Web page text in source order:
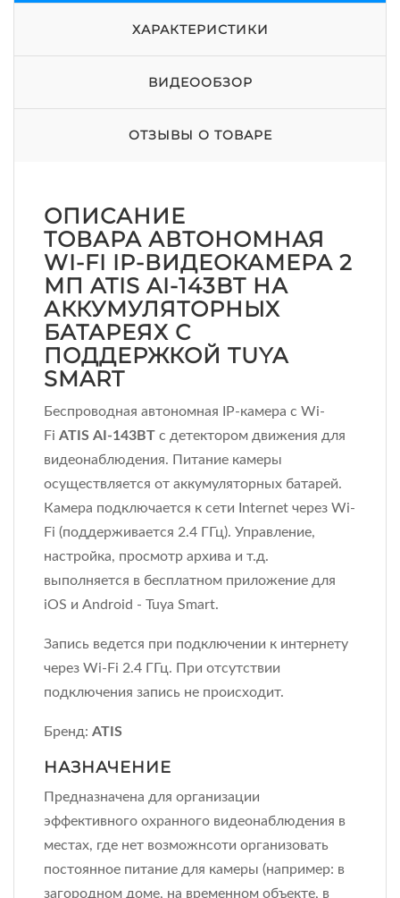
ХАРАКТЕРИСТИКИ
ВИДЕООБЗОР
ОТЗЫВЫ О ТОВАРЕ
ОПИСАНИЕ
ТОВАРА АВТОНОМНАЯ
WI-FI IP-ВИДЕОКАМЕРА 2
МП ATIS AI-143BT НА
АККУМУЛЯТОРНЫХ
БАТАРЕЯХ С
ПОДДЕРЖКОЙ TUYA
SMART
Беспроводная автономная IP-камера с Wi-
Fi ATIS АІ-143ВТ с детектором движения для
видеонаблюдения. Питание камеры
осуществляется от аккумуляторных батарей.
Камера подключается к сети Internet через Wi-
Fi (поддерживается 2.4 ГГц). Управление,
настройка, просмотр архива и т.д.
выполняется в бесплатном приложение для
iOS и Android - Tuya Smart.
Запись ведется при подключении к интернету
через Wi-Fi 2.4 ГГц. При отсутствии
подключения запись не происходит.
Бренд: ATIS
НАЗНАЧЕНИЕ
Предназначена для организации
эффективного охранного видеонаблюдения в
местах, где нет возможнсоти организовать
постоянное питание для камеры (например: в
загородном доме, на временном объекте, в